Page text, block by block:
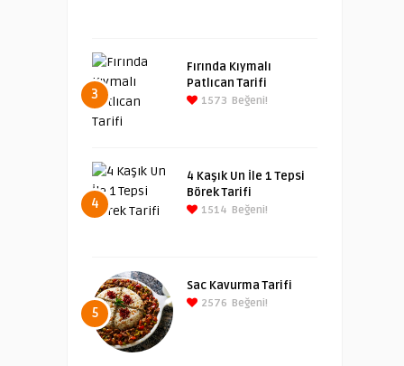
3
Fırında Kıymalı
Patlıcan Tarifi
1573 Beğeni!
4
4 Kaşık Un İle 1 Tepsi
Börek Tarifi
1514 Beğeni!
5
Sac Kavurma Tarifi
2576 Beğeni!